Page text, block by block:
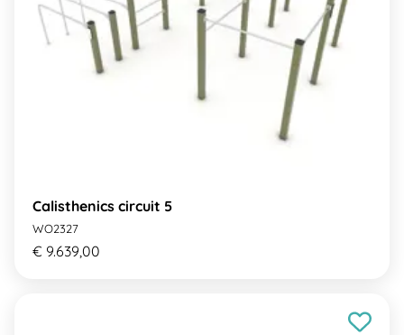
Calisthenics circuit 5
WO2327
€ 9.639,00